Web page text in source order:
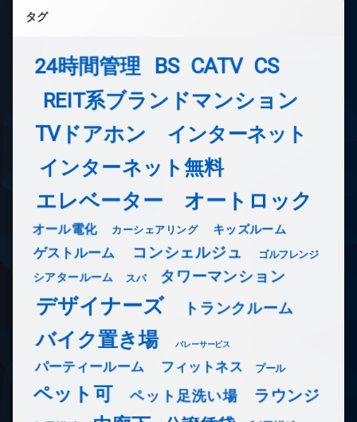
タグ
24時間管理 BS CATV CS
REIT系ブランドマンション
TVドアホン インターネット
インターネット無料
エレベーター オートロック
オール電化 カーシェアリング キッズルーム
ゲストルーム コンシェルジュ ゴルフレンジ
シアタールーム スパ タワーマンション
デザイナーズ トランクルーム
バイク置き場 バレーサービス
パーティールーム フィットネス プール
ペット可 ペット足洗い場 ラウンジ